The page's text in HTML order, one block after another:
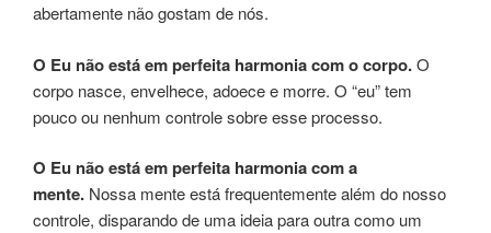
aber­ta­men­te não gos­tam de nós.
O Eu não está em per­fei­ta har­mo­nia com o corpo.O
corpo nasce, enve­lhe­ce, adoe­ce e morre. O “eu” tem
pouco ou ­nenhum con­tro­le sobre esse pro­ces­so.
O Eu não está em per­fei­ta har­mo­nia com a
mente. Nossa mente está fre­quen­te­men­te além do nosso
con­tro­le, dis­pa­ran­do de uma ideia para outra como um